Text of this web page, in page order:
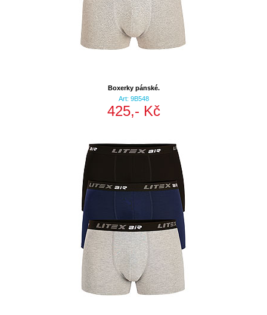
Boxerky pánské.
Art: 9B548
425,- Kč